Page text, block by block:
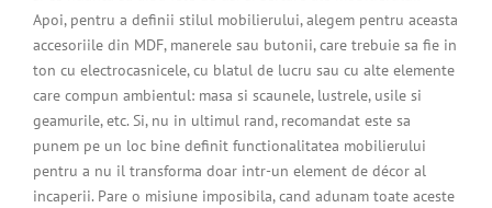
Apoi, pentru a definii stilul mobilierului, alegem pentru aceasta
accesoriile din MDF, manerele sau butonii, care trebuie sa fie in
ton cu electrocasnicele, cu blatul de lucru sau cu alte elemente
care compun ambientul: masa si scaunele, lustrele, usile si
geamurile, etc. Si, nu in ultimul rand, recomandat este sa
punem pe un loc bine definit functionalitatea mobilierului
pentru a nu il transforma doar intr-un element de décor al
incaperii. Pare o misiune imposibila, cand adunam toate aceste